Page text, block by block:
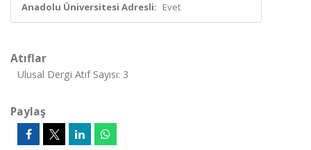
Anadolu Üniversitesi Adresli: Evet
Atıflar
Ulusal Dergi Atıf Sayısı: 3
Paylaş